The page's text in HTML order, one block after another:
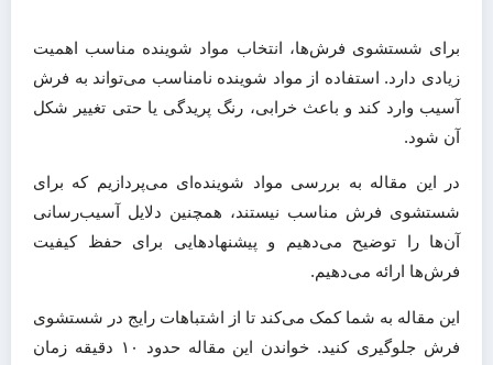
برای شستشوی فرش‌ها، انتخاب مواد شوینده مناسب اهمیت
زیادی دارد. استفاده از مواد شوینده نامناسب می‌تواند به فرش
آسیب وارد کند و باعث خرابی، رنگ پریدگی یا حتی تغییر شکل
آن شود.
در این مقاله به بررسی مواد شوینده‌ای می‌پردازیم که برای
شستشوی فرش مناسب نیستند، همچنین دلایل آسیب‌رسانی
آن‌ها را توضیح می‌دهیم و پیشنهادهایی برای حفظ کیفیت
فرش‌ها ارائه می‌دهیم.
این مقاله به شما کمک می‌کند تا از اشتباهات رایج در شستشوی
فرش جلوگیری کنید. خواندن این مقاله حدود ۱۰ دقیقه زمان